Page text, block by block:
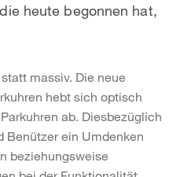
heute begonnen hat,
massiv. Die neue
hebt sich optisch
ab. Diesbezüglich
Benützer ein Umdenken
beziehungsweise